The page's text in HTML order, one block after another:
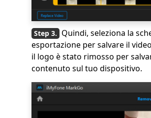
Quindi, seleziona la
esportazione per salvare il
il logo è stato rimosso per
contenuto sul tuo dispositivo.